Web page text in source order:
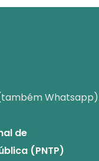
Whatsapp)
de
(PNTP)